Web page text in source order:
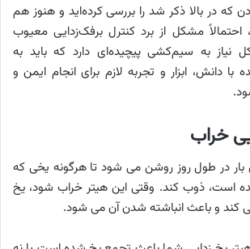
که در بالا ذکر شد را بررسی کرده‌اید و هنوز هم
مشکل از برد کنترل برفک‌زدایی معیوب
به سیم‌کشی پیچیده‌ای دارد که باید به
دانش، ابزار و تجربه لازم برای انجام ایمن و
بار در طول روز روشن می شود تا هرگونه یخی که
است، ذوب کند. وقتی این هیتر خراب شود، یخ
کند و باعث انباشته شدن آن می شود.